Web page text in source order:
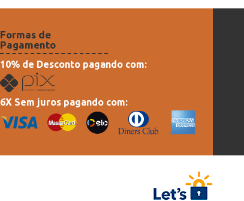
Formas de
Pagamento
10% de Desconto pagando com:
6X Sem juros pagando com: